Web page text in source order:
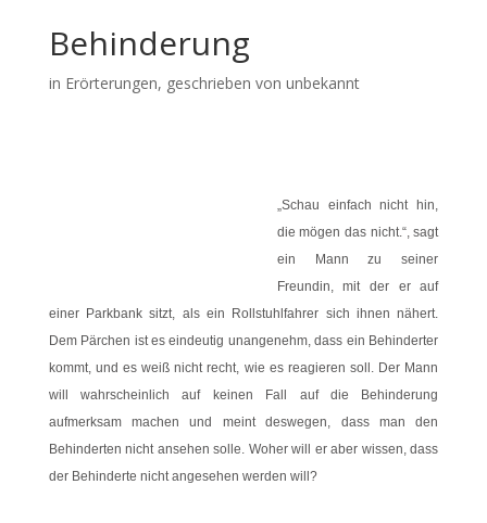
Behinderung
in Erörterungen, geschrieben von unbekannt
„Schau einfach nicht hin,
die mögen das nicht.“, sagt
ein Mann zu seiner
Freundin, mit der er auf
einer Parkbank sitzt, als ein Rollstuhlfahrer sich ihnen nähert.
Dem Pärchen ist es eindeutig unangenehm, dass ein Behinderter
kommt, und es weiß nicht recht, wie es reagieren soll. Der Mann
will wahrscheinlich auf keinen Fall auf die Behinderung
aufmerksam machen und meint deswegen, dass man den
Behinderten nicht ansehen solle. Woher will er aber wissen, dass
der Behinderte nicht angesehen werden will?